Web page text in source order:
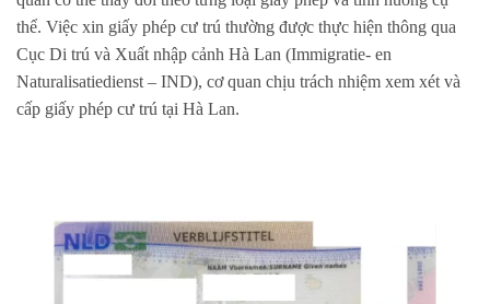
thể. Việc xin giấy phép cư trú thường được thực hiện thông qua
Cục Di trú và Xuất nhập cảnh Hà Lan (Immigratie- en
Naturalisatiedienst – IND), cơ quan chịu trách nhiệm xem xét và
cấp giấy phép cư trú tại Hà Lan.